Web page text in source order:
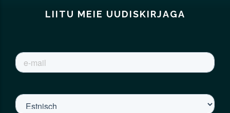
LIITU MEIE UUDISKIRJAGA